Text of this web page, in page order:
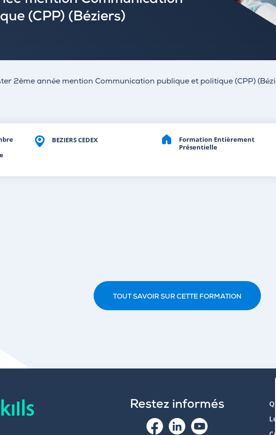
(CPP) (Béziers)
2ème année mention Communication publique et politique (CPP)
BEZIERS CEDEX
Formation Entièrement
Présentielle
TOUT SAVOIR SUR CETTE FORMATION
Restez informés